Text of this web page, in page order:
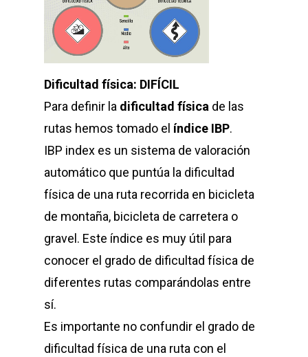
Dificultad física: DIFÍCIL
Para definir la dificultad física de las
rutas hemos tomado el índice IBP.
IBP index es un sistema de valoración
automático que puntúa la dificultad
física de una ruta recorrida en bicicleta
de montaña, bicicleta de carretera o
gravel. Este índice es muy útil para
conocer el grado de dificultad física de
diferentes rutas comparándolas entre
sí.
Es importante no confundir el grado de
dificultad física de una ruta con el